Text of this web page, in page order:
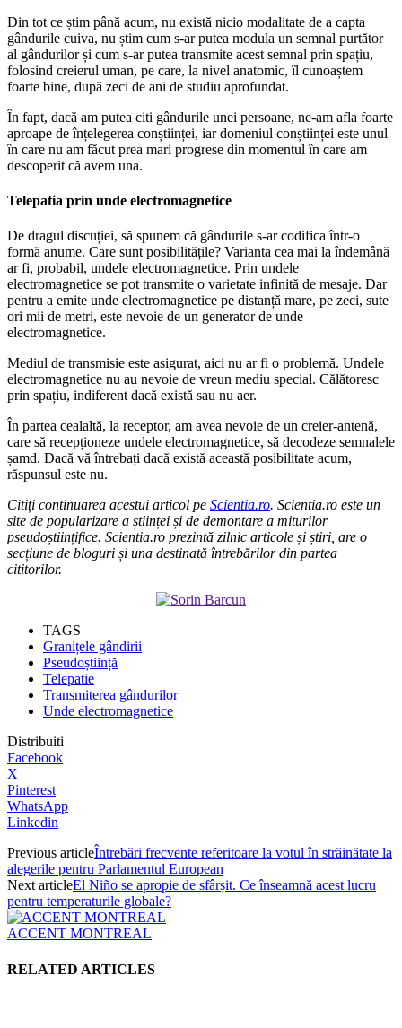
Din tot ce știm până acum, nu există nicio modalitate de a capta
gândurile cuiva, nu știm cum s-ar putea modula un semnal purtător
al gândurilor și cum s-ar putea transmite acest semnal prin spațiu,
folosind creierul uman, pe care, la nivel anatomic, îl cunoaștem
foarte bine, după zeci de ani de studiu aprofundat.
În fapt, dacă am putea citi gândurile unei persoane, ne-am afla foarte
aproape de înțelegerea conștiinței, iar domeniul conștiinței este unul
în care nu am făcut prea mari progrese din momentul în care am
descoperit că avem una.
Telepatia prin unde electromagnetice
De dragul discuției, să spunem că gândurile s-ar codifica într-o
formă anume. Care sunt posibilitățile? Varianta cea mai la îndemână
ar fi, probabil, undele electromagnetice. Prin undele
electromagnetice se pot transmite o varietate infinită de mesaje. Dar
pentru a emite unde electromagnetice pe distanță mare, pe zeci, sute
ori mii de metri, este nevoie de un generator de unde
electromagnetice.
Mediul de transmisie este asigurat, aici nu ar fi o problemă. Undele
electromagnetice nu au nevoie de vreun mediu special. Călătoresc
prin spațiu, indiferent dacă există sau nu aer.
În partea cealaltă, la receptor, am avea nevoie de un creier-antenă,
care să recepționeze undele electromagnetice, să decodeze semnalele
șamd. Dacă vă întrebați dacă există această posibilitate acum,
răspunsul este nu.
Citiți continuarea acestui articol pe Scientia.ro. Scientia.ro este un
site de popularizare a științei și de demontare a miturilor
pseudoștiințifice. Scientia.ro prezintă zilnic articole și știri, are o
secțiune de bloguri și una destinată întrebărilor din partea
cititorilor.
TAGS
Granițele gândirii
Pseudoștiință
Telepatie
Transmiterea gândurilor
Unde electromagnetice
Distribuiti
Facebook
X
Pinterest
WhatsApp
Linkedin
Previous articleÎntrebări frecvente referitoare la votul în străinătate la
alegerile pentru Parlamentul European
Next articleEl Niño se apropie de sfârșit. Ce înseamnă acest lucru
pentru temperaturile globale?
ACCENT MONTREAL
RELATED ARTICLES